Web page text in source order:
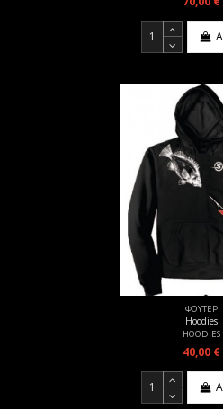
ΦΟΥΤΕΡ
Hoodies
HOODIES
40,00 €